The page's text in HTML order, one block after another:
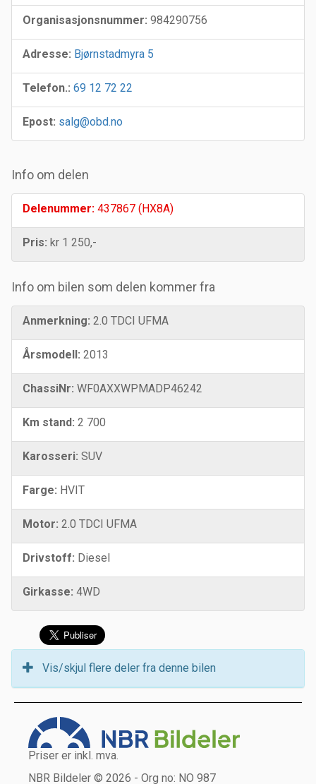
Organisasjonsnummer: 984290756
Adresse: Bjørnstadmyra 5
Telefon.: 69 12 72 22
Epost: salg@obd.no
Info om delen
Delenummer: 437867 (HX8A)
Pris: kr 1 250,-
Info om bilen som delen kommer fra
Anmerkning: 2.0 TDCI UFMA
Årsmodell: 2013
ChassiNr: WF0AXXWPMADP46242
Km stand: 2 700
Karosseri: SUV
Farge: HVIT
Motor: 2.0 TDCI UFMA
Drivstoff: Diesel
Girkasse: 4WD
Vis/skjul flere deler fra denne bilen
Priser er inkl. mva.
NBR Bildeler © 2026 - Org no: NO 987